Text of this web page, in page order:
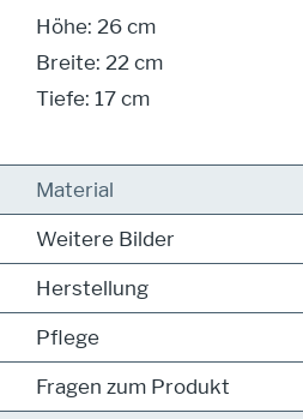
Höhe: 26 cm
Breite: 22 cm
Tiefe: 17 cm
Material
Weitere Bilder
Herstellung
Pflege
Fragen zum Produkt